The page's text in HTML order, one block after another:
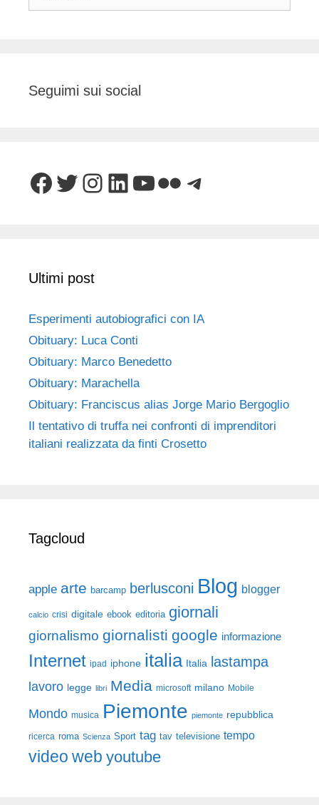
Seguimi sui social
Facebook
Twitter
Instagram
LinkedIn
YouTube
FlickrTelegram
Ultimi post
Esperimenti autobiografici con IA
Obituary: Luca Conti
Obituary: Marco Benedetto
Obituary: Marachella
Obituary: Franciscus alias Jorge Mario Bergoglio
Il tentativo di truffa nei confronti di imprenditori
italiani realizzata da finti Crosetto
Tagcloud
apple arte barcamp berlusconi Blog blogger
calcio crisi digitale ebook editoria giornali
giornalismo giornalisti google informazione
Internet ipad iphone italia Italia lastampa
lavoro legge libri Media microsoft milano Mobile
Mondo musica Piemonte piemonte repubblica
ricerca roma Scienza Sport tag tav televisione tempo
video web youtube